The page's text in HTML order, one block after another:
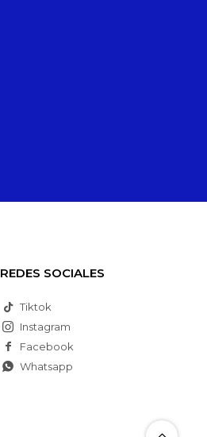
REDES SOCIALES
Tiktok
Facebook
Instagram
Whatsapp